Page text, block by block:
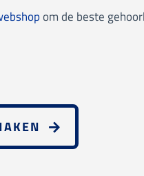
om de beste